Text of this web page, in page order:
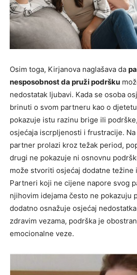
Osim toga, Kirjanova naglašava da
nesposobnost da pruži podršku
nedostatak ljubavi. Kada se osoba
brinuti o svom partneru kao o
pokazuje istu razinu brige ili
osjećaja iscrpljenosti i frustracije.
partner prolazi kroz težak period,
drugi ne pokazuje ni osnovnu
može stvoriti osjećaj dodatne težine
Partneri koji ne cijene napore svog
njihovim idejama često ne pokazuju
dodatno osnažuje osjećaj
zdravim vezama, podrška je
emocionalne veze.